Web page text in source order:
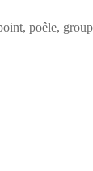
poêle,